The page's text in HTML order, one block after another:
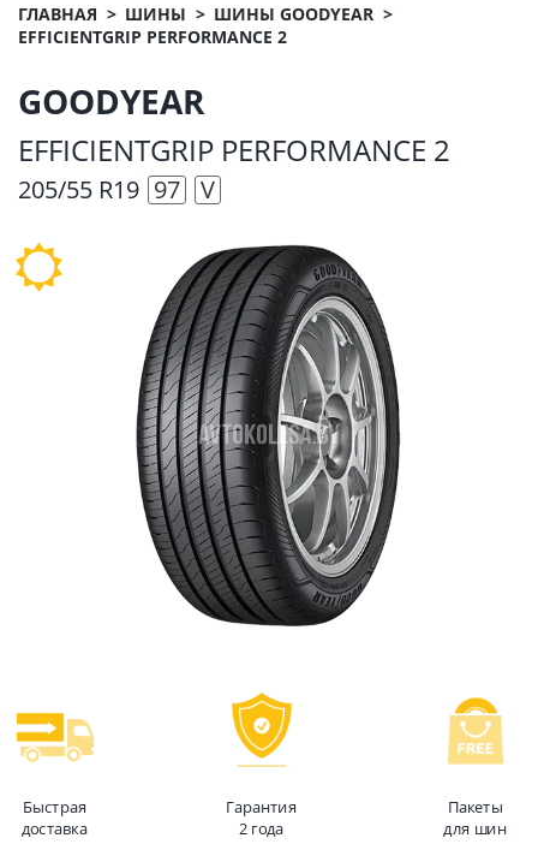
ГЛАВНАЯ ШИНЫ
ШИНЫ GOODYEAR
EFFICIENTGRIP PERFORMANCE 2
GOODYEAR
EFFICIENTGRIP PERFORMANCE 2
205/55 R19 97 V
Быстрая
доставка
Гарантия
2 года
Пакеты
для шин